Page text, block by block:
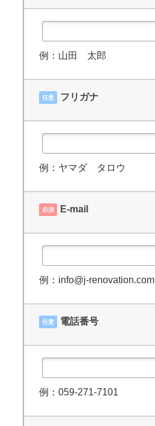
例：山田 太郎
任意 フリガナ
例：ヤマダ タロウ
必須 E-mail
例：info@j-renovation.com
任意 電話番号
例：059-271-7101